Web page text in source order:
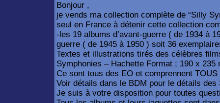
Bonjour ,
je vends ma collection complète de “Silly
seul en France à détenir cette collection
-les 19 albums d’avant-guerre ( de 1934 à
guerre ( de 1945 à 1950 ) soit 36
Textes et illustrations tirés des célèbres
Symphonies – Hachette Format ; 190 x 235
Ce sont tous des EO et comprennent TOUS
Voir détails dans le BDM pour le détails des
Je suis à votre disposition pour toutes